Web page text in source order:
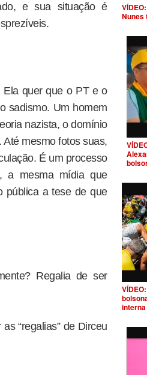
e sua situação é
Ela quer que o PT e o
sadismo. Um homem
nazista, o domínio
mesmo fotos suas,
É um processo
a mesma mídia que
pública a tese de que
Regalia de ser
“regalias” de Dirceu
Nunes
interna